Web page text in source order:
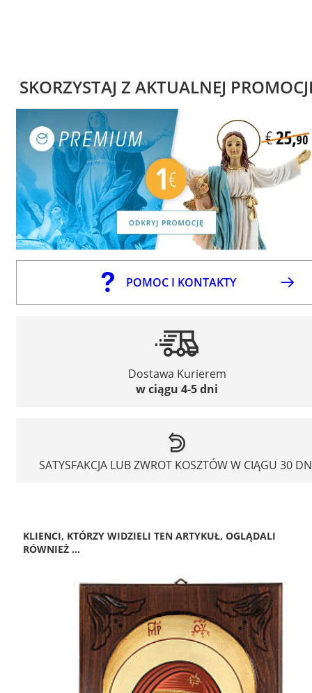
SKORZYSTAJ Z AKTUALNEJ
POMOC I KONTAKTY
Dostawa Kurierem
w ciągu 4-5 dni
SATYSFAKCJA LUB ZWROT KOSZTÓW W CIĄGU 30
KLIENCI, KTÓRZY WIDZIELI TEN ARTYKUŁ, OGLĄDALI
RÓWNIEŻ ...